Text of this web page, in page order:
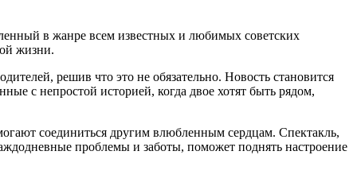
в жанре всем известных и любимых советских
жизни.
решив что это не обязательно. Новость становится
с непростой историей, когда двое хотят быть рядом,
соединиться другим влюбленным сердцам. Спектакль,
проблемы и заботы, поможет поднять настроение